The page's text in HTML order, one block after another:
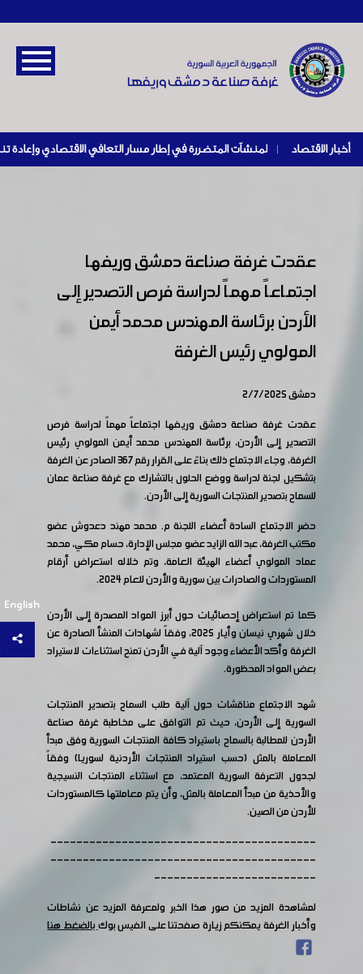
أخبار الاقتصاد |
English
عقدت غرفة صناعة دمشق وريفها
اجتماعاً مهماً لدراسة فرص التصدير إلى
الأردن برئاسة المهندس محمد أيمن
المولوي رئيس الغرفة
دمشق 2/7/2025
عقدت غرفة صناعة دمشق وريفها اجتماعاً مهماً لدراسة فرص
التصدير إلى الأردن، برئاسة المهندس محمد أيمن المولوي رئيس
الغرفة، وجاء الاجتماع ذلك بناءً على القرار رقم 367 الصادر عن الغرفة
بتشكيل لجنة لدراسة ووضع الحلول بالتشارك مع غرفة صناعة عمان
للسماح بتصدير المنتجات السورية إلى الأردن.
حضر الاجتماع السادة أعضاء اللجنة م. محمد مهند دعدوش عضو
مكتب الغرفة، عبد الله الزايد عضو مجلس الإدارة، حسام مكي، محمد
عماد المولوي أعضاء الهيئة العامة، وتم خلاله استعراض أرقام
المستوردات والصادرات بين سورية والأردن للعام 2024.
كما تم استعراض إحصائيات حول أبرز المواد المصدرة إلى الأردن
خلال شهري نيسان وأيار 2025، وفقاً لشهادات المنشأ الصادرة عن
الغرفة وأكد الأعضاء وجود آلية في الأردن تمنح استثناءات لاستيراد
بعض المواد المحظورة.
شهد الاجتماع مناقشات حول آلية طلب السماح بتصدير المنتجات
السورية إلى الأردن، حيث تم التوافق على مخاطبة غرفة صناعة
الأردن للمطالبة بالسماح باستيراد كافة المنتجات السورية وفق مبدأ
المعاملة بالمثل (حسب استيراد المنتجات الأردنية لسوريا) وفقاً
لجدول التعرفة السورية المعتمد، مع استثناء المنتجات النسيجية
والأحذية من مبدأ المعاملة بالمثل، وأن يتم معاملتها كالمستوردات
للأردن من الصين.
-----------------------------------------
-----------------------------------------
-------------------------
لمشاهدة المزيد من صور هذا الخبر ولمعرفة المزيد عن نشاطات
وأخبار الغرفة يمكنكم زيارة صفحتنا على الفيس بوكبالضغط هنا